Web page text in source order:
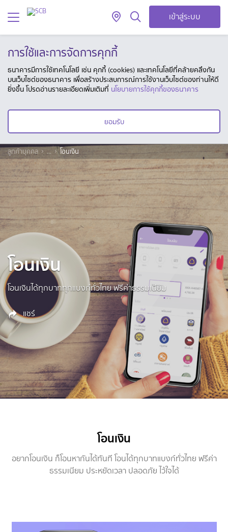
เข้าสู่ระบบ
การใช้และการจัดการคุกกี้
ธนาคารมีการใช้เทคโนโลยี เช่น คุกกี้ (cookies) และเทคโนโลยีที่คล้ายคลึงกัน
บนเว็บไซต์ของธนาคาร เพื่อสร้างประสบการณ์การใช้งานเว็บไซต์ของท่านให้ดี
ยิ่งขึ้น โปรดอ่านรายละเอียดเพิ่มเติมที่ นโยบายการใช้คุกกี้ของธนาคาร
ยอมรับ
ลูกค้าบุคคล ... โอนเงิน
โอนเงิน
โอนเงินได้ทุกบาททุกแบงก์ทั่วไทย ฟรีค่าธรรมเนียม
แชร์
โอนเงิน
อยากโอนเงิน ก็โอนหากันได้ทันที โอนได้ทุกบาทแบงก์ทั่วไทย ฟรีค่า
ธรรมเนียม ประหยัดเวลา ปลอดภัย ไว้ใจได้